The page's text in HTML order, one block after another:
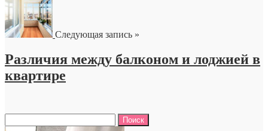
Следующая запись »
Различия между балконом и лоджией в
квартире